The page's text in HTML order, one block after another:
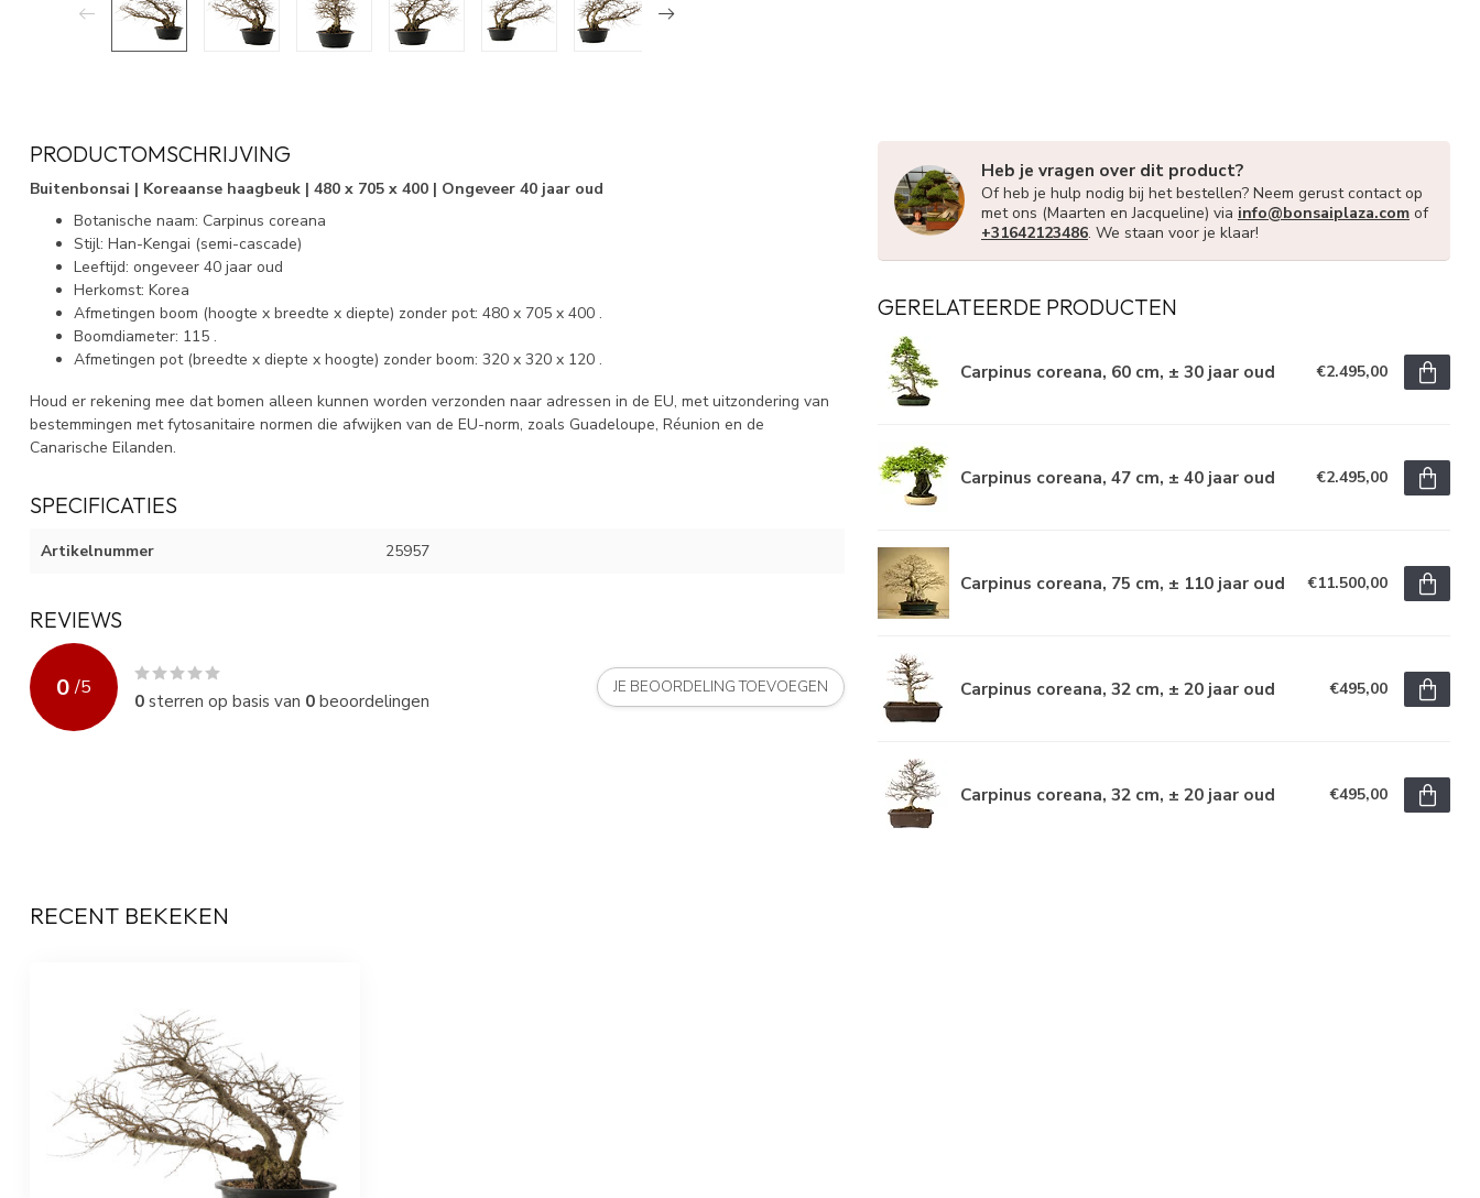
PRODUCTOMSCHRIJVING
Buitenbonsai | Koreaanse haagbeuk | 480 x 705 x 400 | Ongeveer 40 jaar oud
Botanische naam: Carpinus coreana
Stijl: Han-Kengai (semi-cascade)
Leeftijd: ongeveer 40 jaar oud
Herkomst: Korea
Afmetingen boom (hoogte x breedte x diepte) zonder pot: 480 x 705 x 400 .
Boomdiameter: 115 .
Afmetingen pot (breedte x diepte x hoogte) zonder boom: 320 x 320 x 120 .
Houd er rekening mee dat bomen alleen kunnen worden verzonden naar adressen in de EU, met uitzondering van
bestemmingen met fytosanitaire normen die afwijken van de EU-norm, zoals Guadeloupe, Réunion en de
Canarische Eilanden.
SPECIFICATIES
Artikelnummer 25957
REVIEWS
0 /5
0sterren op basis van 0beoordelingen
JE BEOORDELING TOEVOEGEN
Heb je vragen over dit product?
Of heb je hulp nodig bij het bestellen? Neem gerust contact op
met ons (Maarten en Jacqueline) via info@bonsaiplaza.com of
+31642123486. We staan voor je klaar!
GERELATEERDE PRODUCTEN
Carpinus coreana, 60 cm, ± 30 jaar oud €2.495,00
Carpinus coreana, 47 cm, ± 40 jaar oud €2.495,00
Carpinus coreana, 75 cm, ± 110 jaar oud €11.500,00
Carpinus coreana, 32 cm, ± 20 jaar oud €495,00
Carpinus coreana, 32 cm, ± 20 jaar oud €495,00
RECENT BEKEKEN